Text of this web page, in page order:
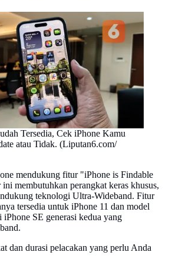
Tersedia, Cek iPhone Kamu
atau Tidak. (Liputan6.com/
mendukung fitur "iPhone is Findable
membutuhkan perangkat keras khusus,
teknologi Ultra-Wideband. Fitur
tersedia untuk iPhone 11 dan model
SE generasi kedua yang
dan durasi pelacakan yang perlu Anda